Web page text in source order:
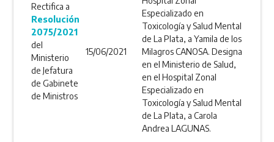
Rectifica a
Resolución
2075/2021
del
Ministerio
de Jefatura
de Gabinete
de Ministros
15/06/2021
Especializado en
Toxicología y Salud Mental
de La Plata, a Yamila de los
Milagros CANOSA. Designa
en el Ministerio de Salud,
en el Hospital Zonal
Especializado en
Toxicología y Salud Mental
de La Plata, a Carola
Andrea LAGUNAS.